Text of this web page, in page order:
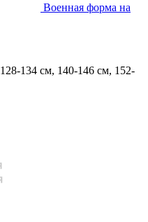
Военная форма на
128-134 см, 140-146 см, 152-